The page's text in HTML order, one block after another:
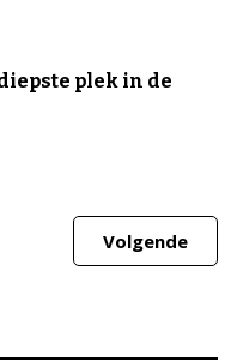
plek in de
Volgende